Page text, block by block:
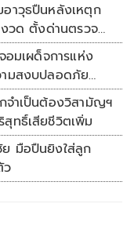
าวุธปืนหลังเหตุก
วด ตั้งด่านตรวจ
มเผด็จการแห่ง
มสงบปลอดภัย
จำเป็นต้องวิสามัญฯ
ทธิ์เสียชีวิตเพิ่ม
มือปืนยิงใส่ลูก
ว